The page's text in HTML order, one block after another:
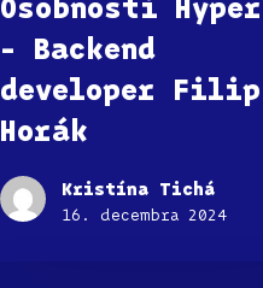
– Backend
developer Filip
Horák
Kristína Tichá
16. decembra 2024